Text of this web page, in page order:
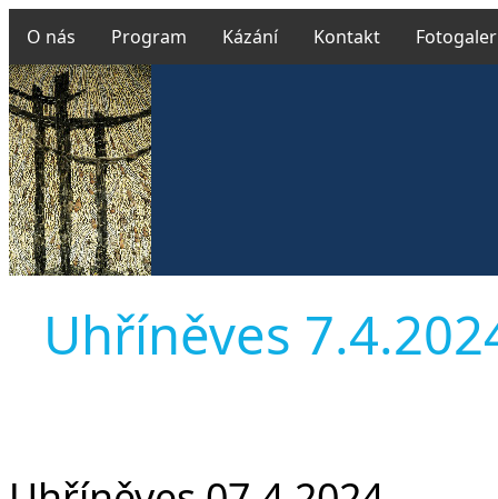
O nás Program Kázání Kontakt
Uhříněves